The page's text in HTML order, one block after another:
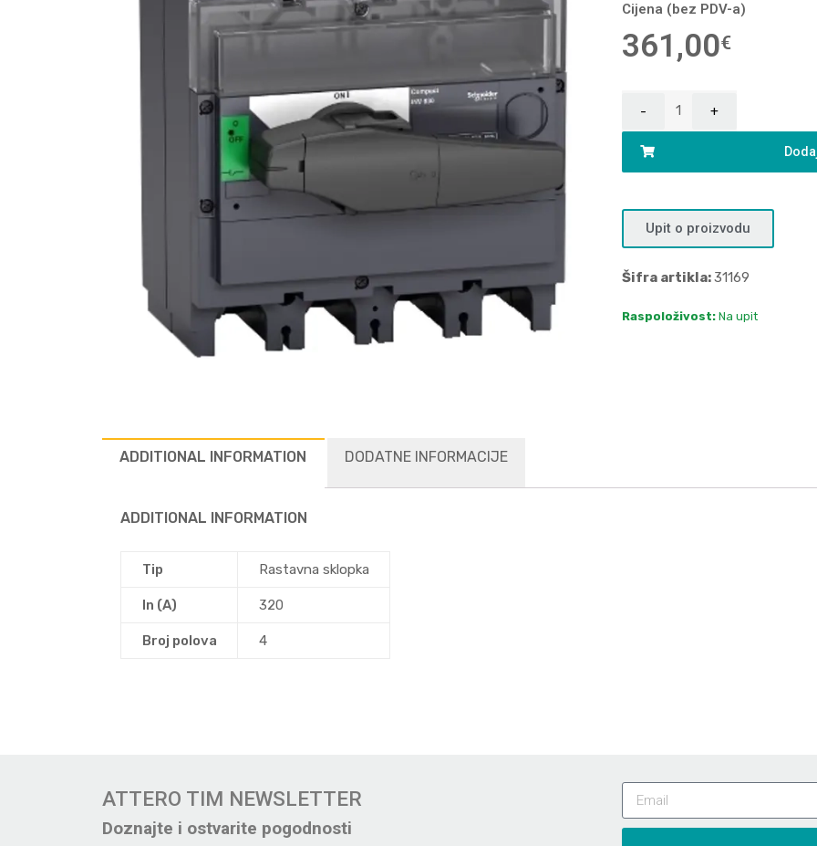
Cijena (bez PDV-a)
361,00€
Upit o proizvodu
Šifra artikla:31169
Raspoloživost: Na upit
ADDITIONAL INFORMATION DODATNE INFORMACIJE
ADDITIONAL INFORMATION
Tip Rastavna sklopka
In (A) 320
Broj polova 4
ATTERO TIM NEWSLETTER
Doznajte i ostvarite pogodnosti